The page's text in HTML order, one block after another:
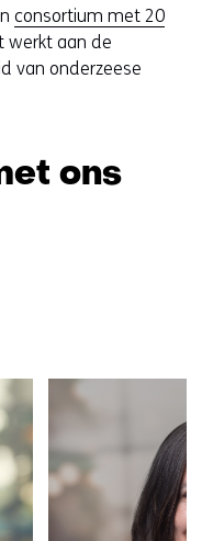
consortium met 20
werkt aan de
van onderzeese
ons